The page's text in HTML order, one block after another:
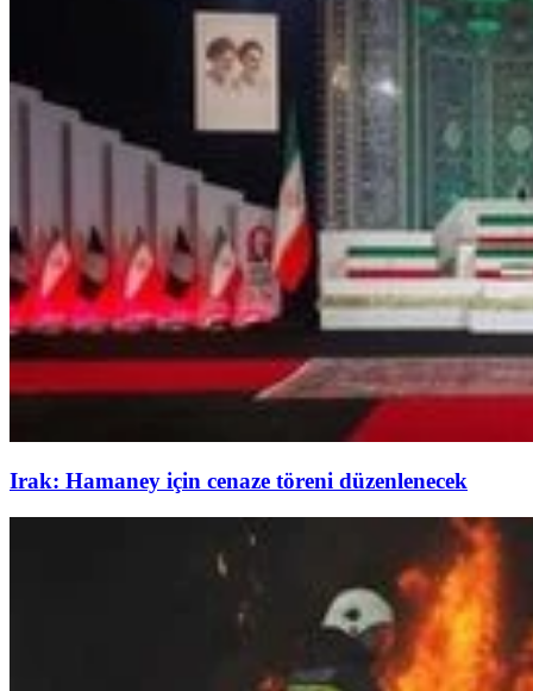
Irak: Hamaney için cenaze töreni düzenlenecek